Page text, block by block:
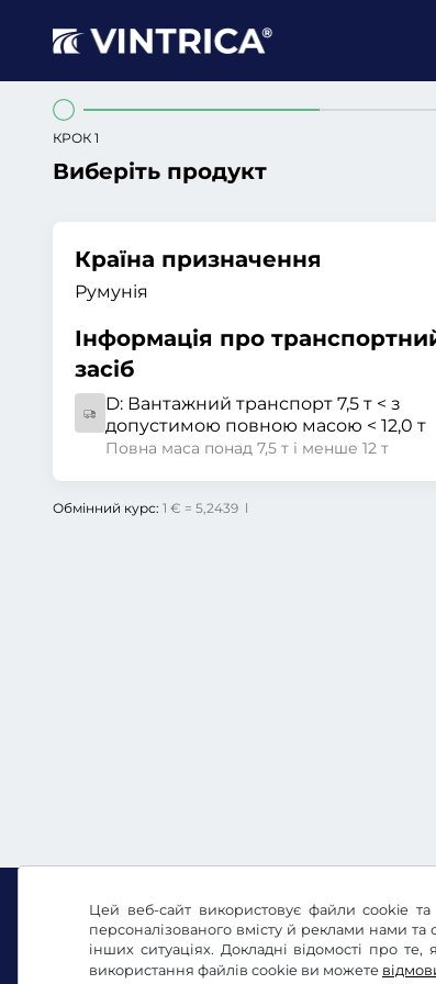
Цей веб-сайт використовує файли cookie та
персоналізованого вмісту й реклами нами
інших ситуаціях. Докладні відомості про
використання файлів cookie ви можете
КРОК 1
Виберіть продукт
Країна призначення
Румунія
Інформація про
засіб
D: Вантажний транспорт 7,5 т < з
допустимою повною масою < 12,0 т
Повна маса понад 7,5 т і менше 12 т
Обмінний курс: 1 € = 5,2439 l
Facebook Instagram